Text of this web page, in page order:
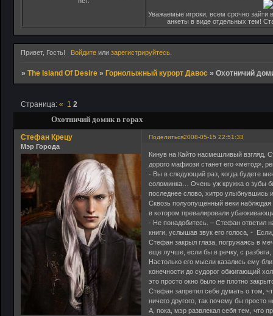
Уважаемые игроки, всем срочно зайти
анкеты в виде отдельных тем!
Привет, Гость! Войдитеили зарегистрируйтесь.
»The Island Of Desire » Горнолыжный курорт Давос »Охотничий
Охотничий домик в горах
Страница:« 1 2
Поделиться2008-05-15 22:51:33
Стефан Крецу
Мэр Города
Кинув на Кайто насмешливый взгляд,
дорого мафиози станет его «метод»,
- Вы в следующий раз, когда будете
соломинка… Очень уж кружка о зубы
последнее слово, хитро
Сквозь полуопущенный веки наблюдая
в котором превалировали
- Не понадобитесь. – Стефан ответил
книги, услышав звук его голоса, -
Стефан закрыл глаза, погружаясь в
еще лучше, если бы в речку, с
Настолько его мысли казались ему
конечности до судорог обжигающий
это просто окно было не плотно
Стефан запретил себе думать о том,
ничего другого, так почему бы
А, пока, мэр развлекал себя тем, что